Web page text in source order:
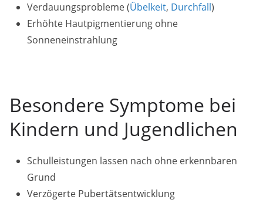
Verdauungsprobleme (Übelkeit, Durchfall)
Erhöhte Hautpigmentierung ohne
Sonneneinstrahlung
Besondere Symptome bei
Kindern und Jugendlichen
Schulleistungen lassen nach ohne erkennbaren
Grund
Verzögerte Pubertätsentwicklung